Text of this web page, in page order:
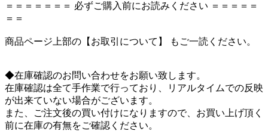
＝＝＝＝＝＝＝ 必ずご購入前にお読みください ＝＝＝＝＝
＝＝
商品ページ上部の【お取引について】 もご一読ください。
◆在庫確認のお問い合わせをお願い致します。
在庫確認は全て手作業で行っており、リアルタイムでの反映
が出来ていない場合がございます。
また、ご注文後の買い付けになりますので、お買い上げ頂く
前に在庫の有無をご確認ください。